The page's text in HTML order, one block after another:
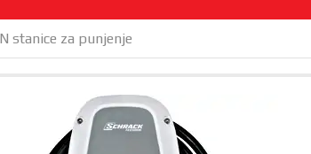
stanice za punjenje